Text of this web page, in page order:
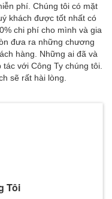
phí. Chúng tôi có mặt
khách được tốt nhất có
chi phí cho mình và gia
đưa ra những chương
hàng. Những ai đã và
với Công Ty chúng tôi.
sẽ rất hài lòng.
Tôi